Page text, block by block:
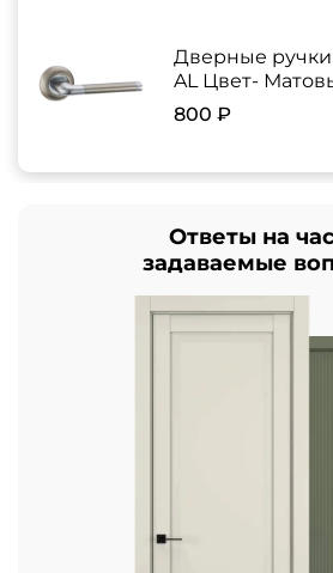
Дверные ручки
AL Цвет-
800 ₽
Ответы на
задаваемые